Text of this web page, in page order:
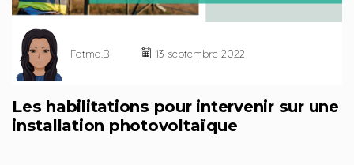
Fatma.B 13 septembre 2022
Les habilitations pour intervenir sur une
installation photovoltaïque